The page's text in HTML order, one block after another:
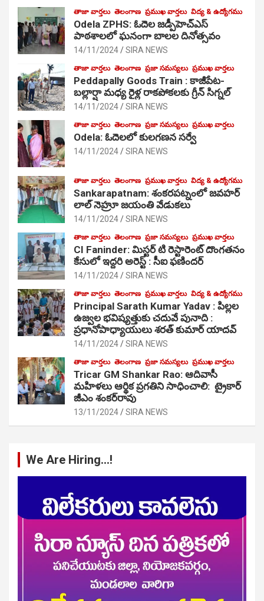
తాజా వార్తలు తెలంగాణ ప్రముఖ వార్తలు విద్య & ఉద్యోగము
Odela ZPHS: ఓదెల జ‌డ్పీహెచ్ఎస్
పాఠ‌శాల‌లో ఘనంగా బాలల దినోత్సవం
14/11/2024 SIRA NEWS
తాజా వార్తలు తెలంగాణ ప్రజా సమస్యలు ప్రముఖ వార్తలు
Peddapally Goods Train : కాజీపేట-
బల్లార్షా మధ్య రైళ్ల రాకపోకలకు గ్రీన్ సిగ్నల్
14/11/2024 SIRA NEWS
తాజా వార్తలు తెలంగాణ ప్రజా సమస్యలు ప్రముఖ వార్తలు
Odela: ఓదెలలో కులగణన సర్వే
14/11/2024 SIRA NEWS
తాజా వార్తలు తెలంగాణ ప్రముఖ వార్తలు విద్య & ఉద్యోగము
Sankarapatnam: శంకరపట్నంలో జవహర్
లాల్ నెహ్రూ జయంతి వేడుకలు
14/11/2024 SIRA NEWS
తాజా వార్తలు తెలంగాణ ప్రజా సమస్యలు ప్రముఖ వార్తలు
CI Faninder: మిస్టర్ టి రెస్టారెంట్ దొంగతనం
కేసులో ఇద్దరి అరెస్ట్ : సీఐ ఫణిందర్
14/11/2024 SIRA NEWS
తాజా వార్తలు తెలంగాణ ప్రముఖ వార్తలు విద్య & ఉద్యోగము
Principal Sarath Kumar Yadav : పిల్లల
ఉజ్వల భవిష్యత్తుకు చదువే పునాది :
ప్రధానోపాధ్యాయులు శరత్ కుమార్ యాదవ్
14/11/2024 SIRA NEWS
తాజా వార్తలు తెలంగాణ ప్రజా సమస్యలు ప్రముఖ వార్తలు
Tricar GM Shankar Rao: ఆదివాసీ
మహిళలు ఆర్థిక ప్రగతిని సాధించాలి: ట్రైకార్
జీఎం శంకర్‌రావు
13/11/2024 SIRA NEWS
We Are Hiring…!